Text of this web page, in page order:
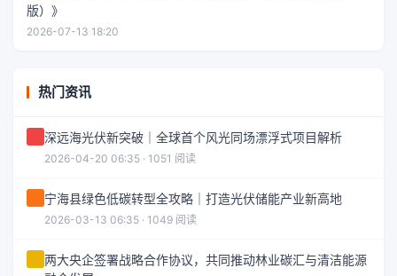
版）》
2026-07-13 18:20
热门资讯
深远海光伏新突破｜全球首个风光同场漂浮式项目解析
2026-04-20 06:35 · 1051 阅读
宁海县绿色低碳转型全攻略｜打造光伏储能产业新高地
2026-03-13 06:35 · 1049 阅读
两大央企签署战略合作协议，共同推动林业碳汇与清洁能源